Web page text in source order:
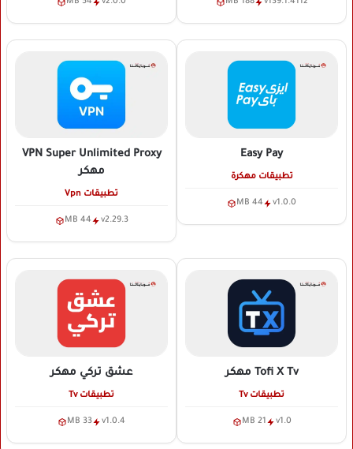
Easy Pay
تطبيقات مهكرة
v1.0.0
44 MB
VPN Super Unlimited Proxy
مهكر
تطبيقات Vpn
v2.29.3
44 MB
Tofi X Tv مهكر
تطبيقات Tv
v1.0
21 MB
عشق تركي مهكر
تطبيقات Tv
v1.0.4
33 MB